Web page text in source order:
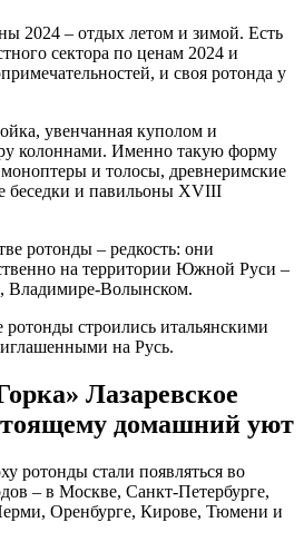
2024 – отдых летом и зимой. Есть
сектора по ценам 2024 и
и своя ротонда у
увенчанная куполом и
колоннами. Именно такую форму
и толосы, древнеримские
беседки и павильоны XVIII
ротонды – редкость: они
на территории Южной Руси –
Владимире-Волынском.
строились итальянскими
на Русь.
Лазаревское
домашний уют
ротонды стали появляться во
– в Москве, Санкт-Петербурге,
Оренбурге, Кирове, Тюмени и